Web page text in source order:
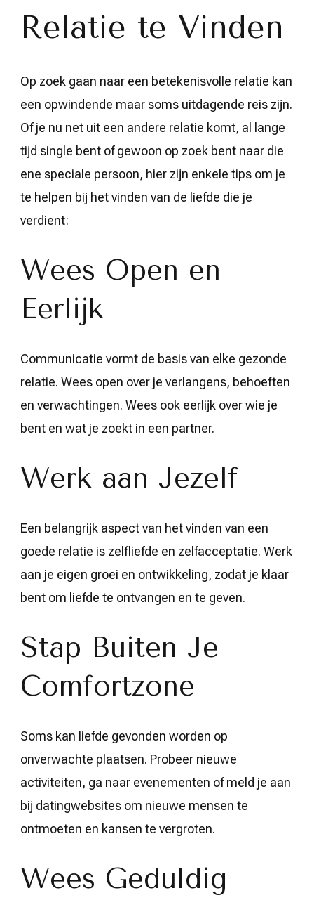
Relatie te Vinden
Op zoek gaan naar een betekenisvolle relatie kan
een opwindende maar soms uitdagende reis zijn.
Of je nu net uit een andere relatie komt, al lange
tijd single bent of gewoon op zoek bent naar die
ene speciale persoon, hier zijn enkele tips om je
te helpen bij het vinden van de liefde die je
verdient:
Wees Open en
Eerlijk
Communicatie vormt de basis van elke gezonde
relatie. Wees open over je verlangens, behoeften
en verwachtingen. Wees ook eerlijk over wie je
bent en wat je zoekt in een partner.
Werk aan Jezelf
Een belangrijk aspect van het vinden van een
goede relatie is zelfliefde en zelfacceptatie. Werk
aan je eigen groei en ontwikkeling, zodat je klaar
bent om liefde te ontvangen en te geven.
Stap Buiten Je
Comfortzone
Soms kan liefde gevonden worden op
onverwachte plaatsen. Probeer nieuwe
activiteiten, ga naar evenementen of meld je aan
bij datingwebsites om nieuwe mensen te
ontmoeten en kansen te vergroten.
Wees Geduldig